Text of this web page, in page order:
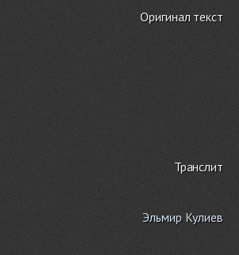
Оригинал текст
Транслит
Эльмир Кулиев